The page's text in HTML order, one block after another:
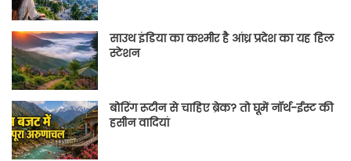
साउथ इंडिया का कश्मीर है आंध्र प्रदेश का यह हिल
स्टेशन
बोरिंग रूटीन से चाहिए ब्रेक? तो घूमें नॉर्थ-ईस्ट की
हसीन वादियां